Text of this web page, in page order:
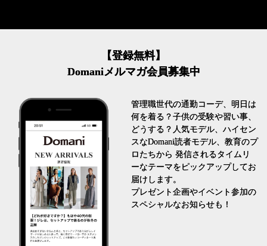
【登録無料】
Domaniメルマガ会員募集中
管理職世代の通勤コーデ、明日は
何を着る？子供の受験や習い事、
どうする？人気モデル、ハイセン
スなDomani読者モデル、教育のプ
ロたちから 発信されるタイムリ
ーなテーマをピックアップしてお
届けします。
プレゼント企画やイベント参加の
スペシャルなお知らせも！